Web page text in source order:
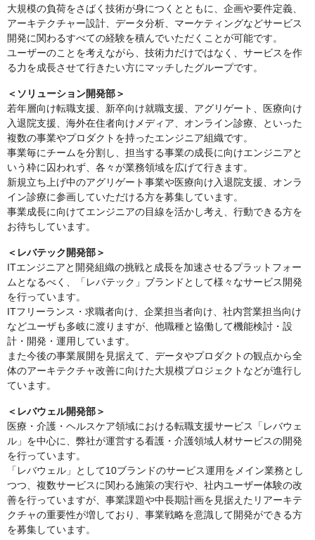
大規模の負荷をさばく技術が身につくとともに、企画や要件定義、
アーキテクチャー設計、データ分析、マーケティングなどサービス
開発に関わるすべての経験を積んでいただくことが可能です。
ユーザーのことを考えながら、技術力だけではなく、サービスを作
る力を成長させて行きたい方にマッチしたグループです。
＜ソリューション開発部＞
若年層向け転職支援、新卒向け就職支援、アグリゲート、医療向け
入退院支援、海外在住者向けメディア、オンライン診療、といった
複数の事業やプロダクトを持ったエンジニア組織です。
事業毎にチームを分割し、担当する事業の成長に向けエンジニアと
いう枠に囚われず、各々が業務領域を広げて行きます。
新規立ち上げ中のアグリゲート事業や医療向け入退院支援、オンラ
イン診療に参画していただける方を募集しています。
事業成長に向けてエンジニアの目線を活かし考え、行動できる方を
お待ちしています。
＜レバテック開発部＞
ITエンジニアと開発組織の挑戦と成長を加速させるプラットフォー
ムとなるべく、「レバテック」ブランドとして様々なサービス開発
を行っています。
ITフリーランス・求職者向け、企業担当者向け、社内営業担当向け
などユーザも多岐に渡りますが、他職種と協働して機能検討・設
計・開発・運用しています。
また今後の事業展開を見据えて、データやプロダクトの観点から全
体のアーキテクチャ改善に向けた大規模プロジェクトなどが進行し
ています。
＜レバウェル開発部＞
医療・介護・ヘルスケア領域における転職支援サービス「レバウェ
ル」を中心に、弊社が運営する看護・介護領域人材サービスの開発
を行っています。
「レバウェル」として10ブランドのサービス運用をメイン業務とし
つつ、複数サービスに関わる施策の実行や、社内ユーザー体験の改
善を行っていますが、事業課題や中長期計画を見据えたリアーキテ
クチャの重要性が増しており、事業戦略を意識して開発ができる方
を募集しています。